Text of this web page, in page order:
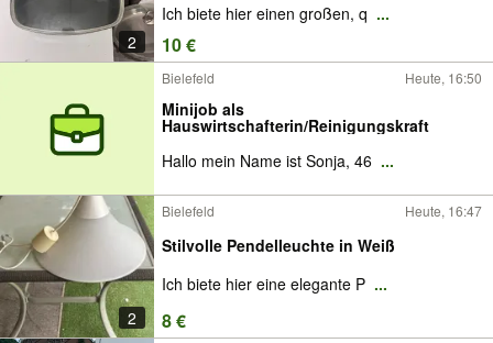
2
Ich biete hier einen großen, q ...
10 €
Bielefeld Heute, 16:50
Minijob als
Hauswirtschafterin/Reinigungskraft
Hallo mein Name ist Sonja, 46 ...
2
Bielefeld Heute, 16:47
Stilvolle Pendelleuchte in Weiß
Ich biete hier eine elegante P ...
8 €